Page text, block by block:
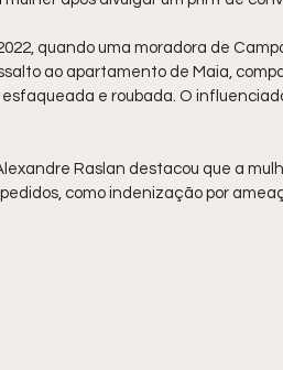
quando uma moradora de
ao apartamento de Maia,
e roubada. O
Raslan destacou que a
como indenização por